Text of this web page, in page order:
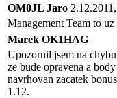
OM0JL Jaro
Management Team to
Marek OK1HAG
Upozornil jsem na
ze bude opravena a
navrhovan zacatek
1.12.